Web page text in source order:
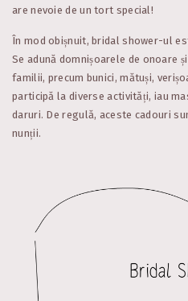
are nevoie de un tort special!
În mod obișnuit, bridal shower-ul
Se adună domnișoarele de onoare
familii, precum bunici, mătuși,
participă la diverse activități, iau
daruri. De regulă, aceste cadouri
nunții.